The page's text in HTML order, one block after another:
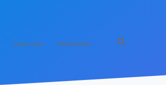
Yasal Uyarı Hakkımızda